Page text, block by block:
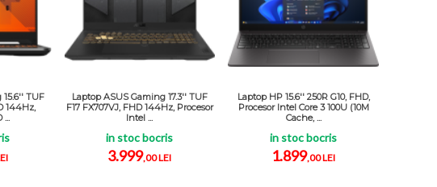
TUF
144Hz,
...
Laptop ASUS Gaming 17.3'' TUF
F17 FX707VJ, FHD 144Hz, Procesor
Intel ...
in stoc bocris
3.999,00 LEI
Laptop HP 15.6'' 250R G10, FHD,
Procesor Intel Core 3 100U (10M
Cache, ...
in stoc bocris
1.899,00 LEI